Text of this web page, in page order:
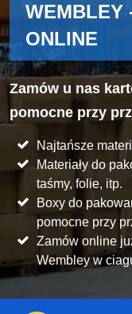
WEMBLEY
ONLINE
Zamów u nas
pomocne przy
Najtańsze
Materiały do
taśmy, folie, itp.
Boxy do
pomocne przy
Zamów online
Wembley w